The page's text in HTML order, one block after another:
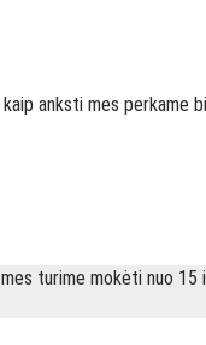
anksti mes perkame
turime mokėti nuo 15